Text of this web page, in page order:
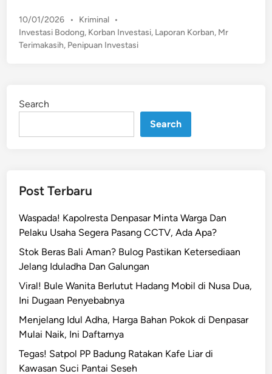
l
d
a
i
e
a
P
u
l
u
h
a
n
a
p
o
r
10/01/2026 •
P
o
s
Kriminal •
Investasi Bodong, Korban Investasi, Laporan Korban, Mr
Terimakasih, Penipuan Investasi
Search
Search
Post Terbaru
Waspada! Kapolresta Denpasar Minta Warga Dan
Pelaku Usaha Segera Pasang CCTV, Ada Apa?
Stok Beras Bali Aman? Bulog Pastikan Ketersediaan
Jelang Iduladha Dan Galungan
Viral! Bule Wanita Berlutut Hadang Mobil di Nusa Dua,
Ini Dugaan Penyebabnya
Menjelang Idul Adha, Harga Bahan Pokok di Denpasar
Mulai Naik, Ini Daftarnya
Tegas! Satpol PP Badung Ratakan Kafe Liar di
Kawasan Suci Pantai Seseh